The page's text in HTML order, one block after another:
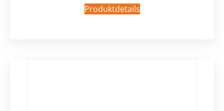
Produktdetails